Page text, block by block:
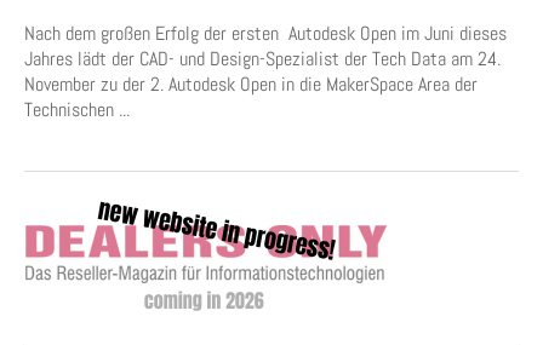
Nach dem großen Erfolg der ersten Autodesk Open im Juni dieses
Jahres lädt der CAD- und Design-Spezialist der Tech Data am 24.
November zu der 2. Autodesk Open in die MakerSpace Area der
Technischen ...